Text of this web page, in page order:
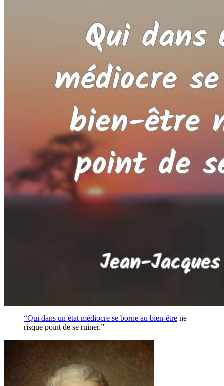
“Qui dans un état médiocre se borne au bien-être ne
risque point de se ruiner.”